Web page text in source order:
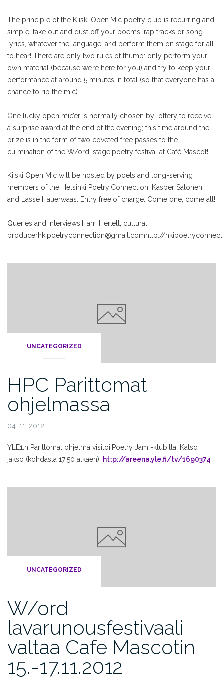
The principle of the Kiiski Open Mic poetry club is recurring and
simple: take out and dust off your poems, rap tracks or song
lyrics, whatever the language, and perform them on stage for all
to hear! There are only two rules of thumb: only perform your
own material (because we’re here for you) and try to keep your
performance at around 5 minutes in total (so that everyone has a
chance to rip the mic).
One lucky open mic’er is normally chosen by lottery to receive
a surprise award at the end of the evening; this time around the
prize is in the form of two coveted free passes to the
culmination of the W/ord! stage poetry festival at Café Mascot!
Kiiski Open Mic will be hosted by poets and long-serving
members of the Helsinki Poetry Connection, Kasper Salonen
and Lasse Hauerwaas. Entry free of charge. Come one, come all!
Queries and interviews:Harri Hertell, cultural
producerhkipoetryconnection@gmail.comhttp://
UNCATEGORIZED
HPC Parittomat
ohjelmassa
04. 11. 2012
YLE1:n Parittomat ohjelma visitoi Poetry Jam -klubilla. Katso
jakso (kohdasta 17:50 alkaen): http://areena.yle.fi/tv/1690374
UNCATEGORIZED
W/ord
lavarunousfestivaali
valtaa Cafe Mascotin
15.-17.11.2012